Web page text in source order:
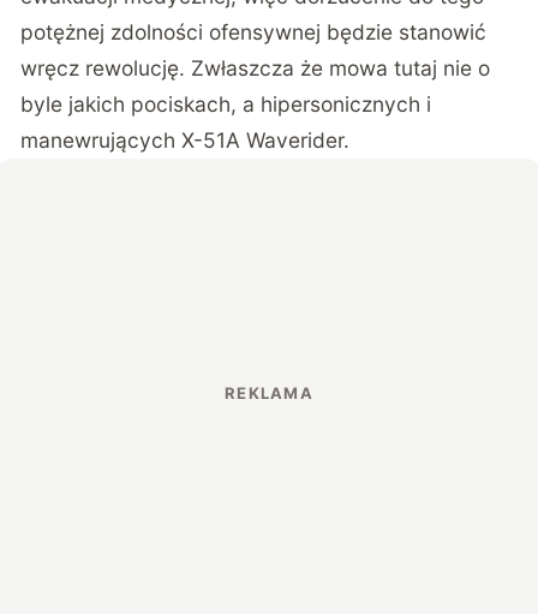
potężnej zdolności ofensywnej będzie stanowić
wręcz rewolucję. Zwłaszcza że mowa tutaj nie o
byle jakich pociskach, a hipersonicznych i
manewrujących X-51A Waverider.